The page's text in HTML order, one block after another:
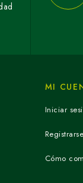
MI
Iniciar
Registrarse
Cómo